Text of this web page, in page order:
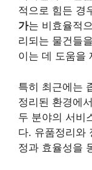
적으로 힘든 경
가는 비효율적
리되는 물건들
이는 데 도움을
특히 최근에는
정리된 환경에
두 분야의 서비
다. 유품정리와
정과 효율성을